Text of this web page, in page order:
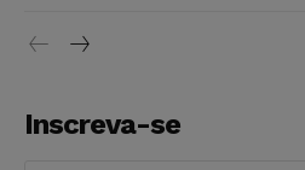
Inscreva-se